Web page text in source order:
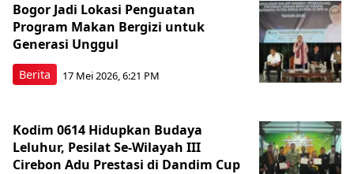
Berita
Bogor Jadi Lokasi Penguatan
Program Makan Bergizi untuk
Generasi Unggul
17 Mei 2026, 6:21 PM
Kodim 0614 Hidupkan Budaya
Leluhur, Pesilat Se-Wilayah III
Cirebon Adu Prestasi di Dandim Cup